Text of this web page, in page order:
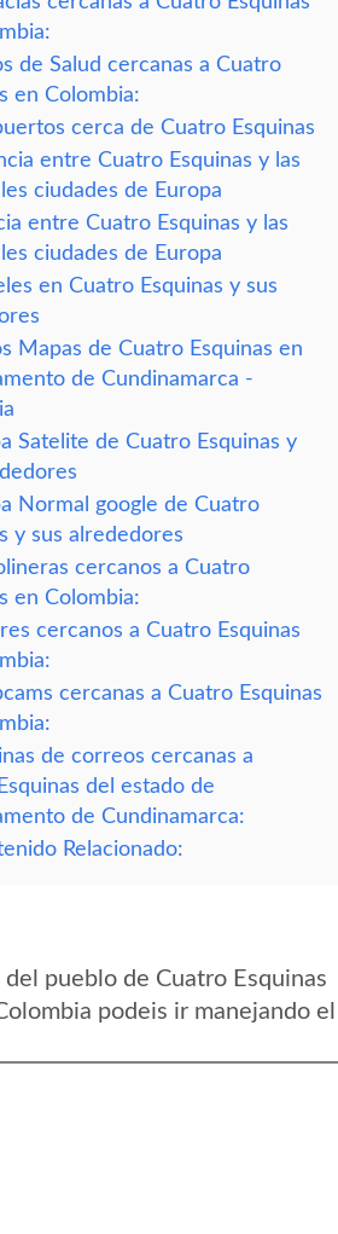
de Salud cercanas a Cuatro
en Colombia:
cerca de Cuatro Esquinas
entre Cuatro Esquinas y las
ciudades de Europa
entre Cuatro Esquinas y las
ciudades de Europa
en Cuatro Esquinas y sus
Mapas de Cuatro Esquinas en
de Cundinamarca -
Satelite de Cuatro Esquinas y
Normal google de Cuatro
y sus alrededores
cercanos a Cuatro
en Colombia:
cercanos a Cuatro Esquinas
cercanas a Cuatro Esquinas
de correos cercanas a
del estado de
de Cundinamarca:
Relacionado:
pueblo de Cuatro Esquinas
podeis ir manejando el